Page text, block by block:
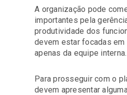
A organização pode
importantes pela
produtividade dos
devem estar focadas
apenas da equipe interna.
Para prosseguir com o
devem apresentar